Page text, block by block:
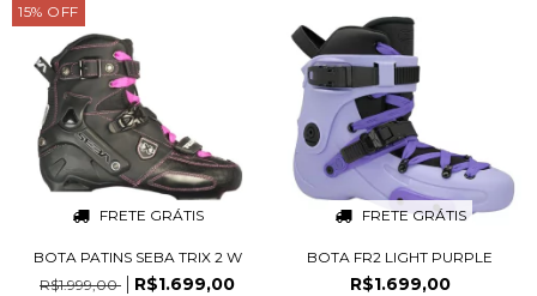
15% OFF
FRETE GRÁTIS
BOTA PATINS SEBA TRIX 2 W
R$1.999,00
R$1.699,00
FRETE GRÁTIS
BOTA FR2 LIGHT PURPLE
R$1.699,00